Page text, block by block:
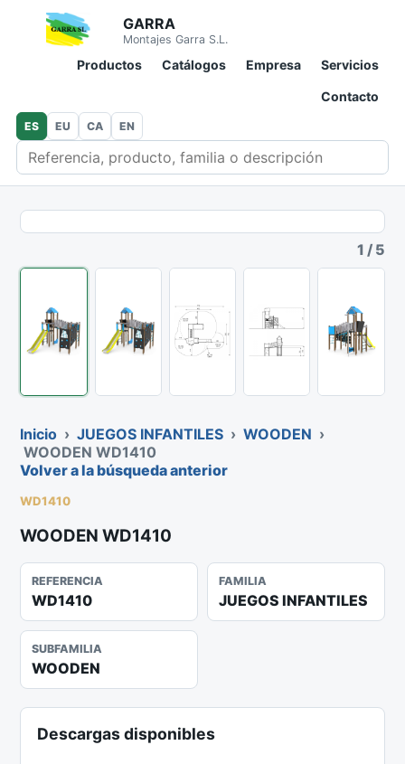
GARRA
Montajes Garra S.L.
Productos Catálogos Empresa Servicios
Contacto
Buscar en catálogo
ES EU CA EN
1 / 5
Inicio › JUEGOS INFANTILES › WOODEN ›
WOODEN WD1410
Volver a la búsqueda anterior
WD1410
WOODEN WD1410
REFERENCIA
WD1410
FAMILIA
JUEGOS INFANTILES
SUBFAMILIA
WOODEN
Descargas disponibles